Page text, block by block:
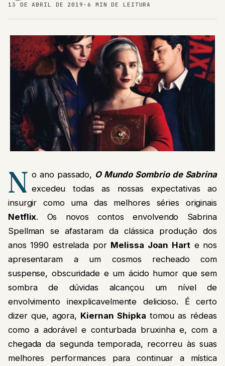
13 DE ABRIL DE 2019 · 6 MIN DE LEITURA
N o ano passado, O Mundo Sombrio de Sabrina
excedeu todas as nossas expectativas ao
insurgir como uma das melhores séries originais
Netflix. Os novos contos envolvendo Sabrina
Spellman se afastaram da clássica produção dos
anos 1990 estrelada por Melissa Joan Hart e nos
apresentaram a um cosmos recheado com
suspense, obscuridade e um ácido humor que sem
sombra de dúvidas alcançou um nível de
envolvimento inexplicavelmente delicioso. É certo
dizer que, agora, Kiernan Shipka tomou as rédeas
como a adorável e conturbada bruxinha e, com a
chegada da segunda temporada, recorreu às suas
melhores performances para continuar a mística